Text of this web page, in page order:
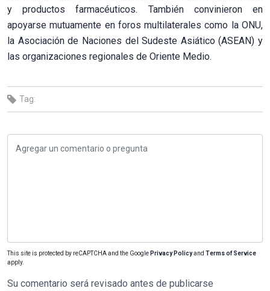
y productos farmacéuticos. También convinieron en
apoyarse mutuamente en foros multilaterales como la ONU,
la Asociación de Naciones del Sudeste Asiático (ASEAN) y
las organizaciones regionales de Oriente Medio.
Tag:
This site is protected by reCAPTCHA and the Google Privacy Policyand Terms of Service
apply.
Su comentario será revisado antes de publicarse